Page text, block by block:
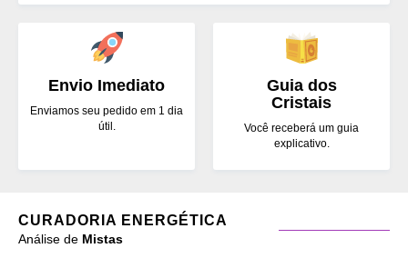
Envio Imediato
Enviamos seu pedido em 1 dia
útil.
Guia dos
Cristais
Você receberá um guia
explicativo.
CURADORIA ENERGÉTICA
Análise de Mistas